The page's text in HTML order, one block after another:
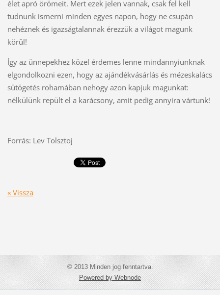
élet apró örömeit. Mert ezek jelen vannak, csak fel kell
tudnunk ismerni minden egyes napon, hogy ne csupán
nehéznek és igazságtalannak érezzük a világot magunk
körül!
Így az ünnepekhez közel érdemes lenne mindannyiunknak
elgondolkozni ezen, hogy az ajándékvásárlás és mézeskalács
sütögetés rohamában nehogy azon kapjuk magunkat:
nélkülünk repült el a karácsony, amit pedig annyira vártunk!
Forrás: Lev Tolsztoj
« Vissza
© 2013 Minden jog fenntartva.
Powered by Webnode